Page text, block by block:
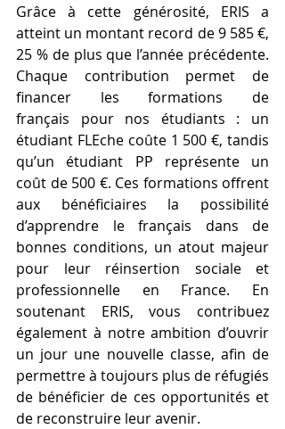
Grâce à cette générosité, ERIS a
atteint un montant record de 9 585 €,
25 % de plus que l’année précédente.
Chaque contribution permet de
financer les formations de
français pour nos étudiants : un
étudiant FLEche coûte 1 500 €, tandis
qu’un étudiant PP représente un
coût de 500 €. Ces formations offrent
aux bénéficiaires la possibilité
d’apprendre le français dans de
bonnes conditions, un atout majeur
pour leur réinsertion sociale et
professionnelle en France. En
soutenant ERIS, vous contribuez
également à notre ambition d’ouvrir
un jour une nouvelle classe, afin de
permettre à toujours plus de réfugiés
de bénéficier de ces opportunités et
de reconstruire leur avenir.